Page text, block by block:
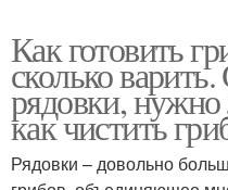
Как готовить
сколько
рядовки,
как чистить
Рядовки – довольно